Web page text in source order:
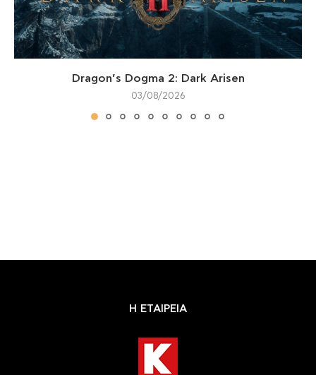
Dragon’s Dogma 2: Dark Arisen
03/08/2026
Η ΕΤΑΙΡΕΙΑ